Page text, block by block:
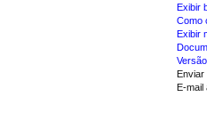
Exibir
Como
Exibir
Enviar
E-mail